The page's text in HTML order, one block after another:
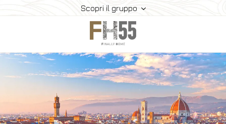
Scopri il gruppo
Home
Collection
Mice